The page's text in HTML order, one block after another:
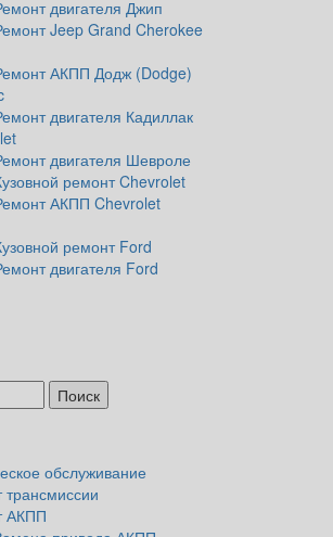
двигателя Джип
Jeep Grand Cherokee
АКПП Додж (Dodge)
двигателя Кадиллак
двигателя Шевроле
ремонт Chevrolet
АКПП Chevrolet
ремонт Ford
двигателя Ford
обслуживание
трансмиссии
АКПП